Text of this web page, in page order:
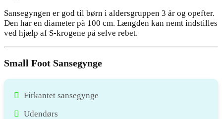
Sansegyngen er god til børn i aldersgruppen 3 år og opefter.
Den har en diameter på 100 cm. Længden kan nemt indstilles
ved hjælp af S-krogene på selve rebet.
Small Foot Sansegynge
Firkantet sansegynge
Udendørs